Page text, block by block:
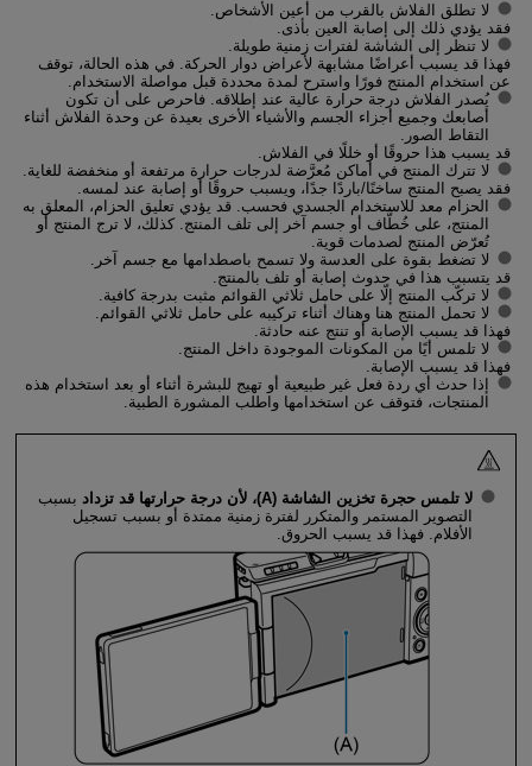
لا تطلق الفلاش بالقرب من أعين الأشخاص.
فقد يؤدي ذلك إلى إصابة العين بأذى.
لا تنظر إلى الشاشة لفترات زمنية طويلة.
فهذا قد يسبب أعراضًا مشابهة لأعراض دوار الحركة. في هذه الحالة، توقف
عن استخدام المنتج فورًا واسترح لمدة محددة قبل مواصلة الاستخدام.
يُصدر الفلاش درجة حرارة عالية عند إطلاقه. فاحرص على أن تكون
أصابعك وجميع أجزاء الجسم والأشياء الأخرى بعيدة عن وحدة الفلاش أثناء
التقاط الصور.
قد يسبب هذا حروقًا أو خللًا في الفلاش.
لا تترك المنتج في أماكن مُعرَّضة لدرجات حرارة مرتفعة أو منخفضة للغاية.
فقد يصبح المنتج ساخنًا/باردًا جدًا، ويسبب حروقًا أو إصابة عند لمسه.
الحزام معد للاستخدام الجسدي فحسب. قد يؤدي تعليق الحزام، المعلق به
المنتج، على خُطَّاف أو جسم آخر إلى تلف المنتج. كذلك، لا ترج المنتج أو
تُعرّض المنتج لصدمات قوية.
لا تضغط بقوة على العدسة ولا تسمح باصطدامها مع جسم آخر.
قد يتسبب هذا في حدوث إصابة أو تلف بالمنتج.
لا تركّب المنتج إلّا على حامل ثلاثي القوائم مثبت بدرجة كافية.
لا تحمل المنتج هنا وهناك أثناء تركيبه على حامل ثلاثي القوائم.
فهذا قد يسبب الإصابة أو تنتج عنه حادثة.
لا تلمس أيًا من المكونات الموجودة داخل المنتج.
فهذا قد يسبب الإصابة.
إذا حدث أي ردة فعل غير طبيعية أو تهيج للبشرة أثناء أو بعد استخدام هذه
المنتجات، فتوقف عن استخدامها واطلب المشورة الطبية.
لا تلمس حجرة تخزين الشاشة (A)، لأن درجة حرارتها قد تزداد
بسبب
التصوير المستمر والمتكرر لفترة زمنية ممتدة أو بسبب تسجيل
الأفلام. فهذا قد يسبب الحروق.